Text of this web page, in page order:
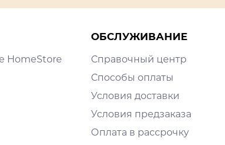
HomeStore
ОБСЛУЖИВАНИЕ
Справочный центр
Способы оплаты
Условия доставки
Условия предзаказа
Оплата в рассрочку